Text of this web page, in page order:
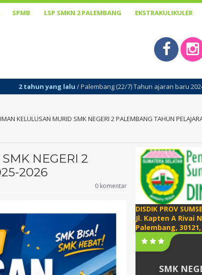
SPMB LSP SMKN 2 PALEMBANG EKSTRAKULIKULER
/ Palembang (22/7) Tahun ajaran baru 2024/2025 di SMK
KELULUSAN MURID SMK NEGERI 2 PALEMBANG TAHUN
NEGERI 2
2026
0 komentar
DISDIK PROV
Jl. Kapten A Rivai
Palembang,
SMK